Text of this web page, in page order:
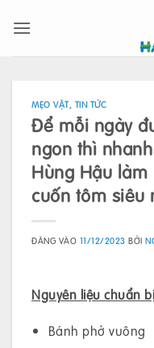
qua
MẸO VẶT, TIN TỨC
Để mỗi ngày
ngon thì
Hùng Hậu
cuốn tôm siêu
ĐĂNG VÀO 11/12/2023 BỞI
Nguyên liệu chuẩn
Bánh phở vuông